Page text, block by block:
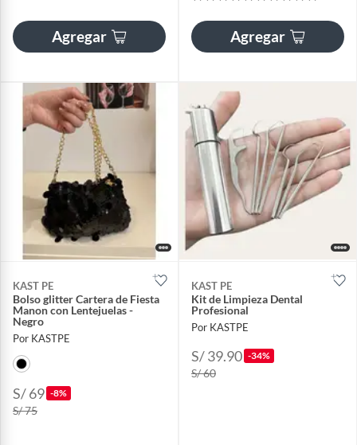
Agregar Agregar
KAST PE
Bolso glitter Cartera de Fiesta
Manon con Lentejuelas -
Negro
Por KASTPE
S/ 69 -8%
S/ 75
KAST PE
Kit de Limpieza Dental
Profesional
Por KASTPE
S/ 39.90 -34%
S/ 60